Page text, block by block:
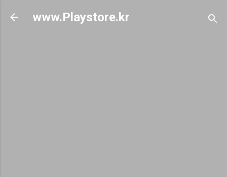
기본 콘텐츠로 건너뛰기
www.Playstore.kr